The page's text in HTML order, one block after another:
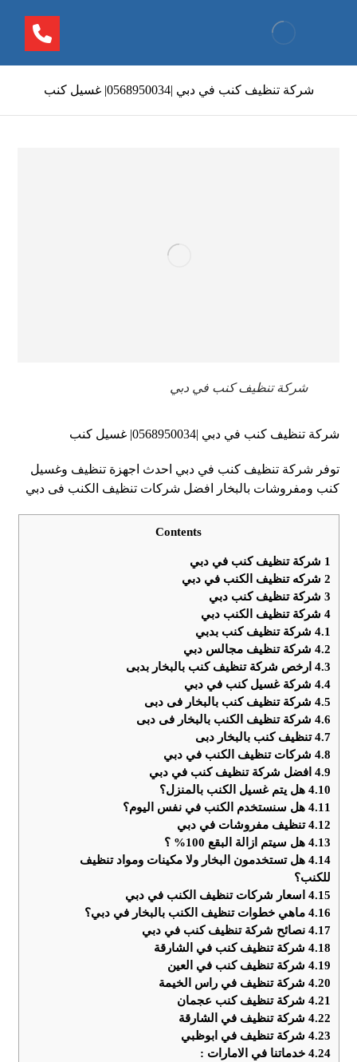
شركة تنظيف كنب في دبي |0568950034| غسيل كنب
شركة تنظيف كنب في دبي
شركة تنظيف كنب في دبي |0568950034| غسيل كنب
توفر شركة تنظيف كنب في دبي احدث اجهزة تنظيف وغسيل
كنب ومفروشات بالبخار افضل شركات تنظيف الكنب فى دبي
Contents
1 شركة تنظيف كنب في دبي
2 شركه تنظيف الكنب في دبي
3 شركة تنظيف كنب دبي
4 شركة تنظيف الكنب دبي
4.1 شركة تنظيف كنب بدبي
4.2 شركة تنظيف مجالس دبي
4.3 ارخص شركة تنظيف كنب بالبخار بدبى
4.4 شركة غسيل كنب في دبي
4.5 شركة تنظيف كنب بالبخار فى دبى
4.6 شركة تنظيف الكنب بالبخار فى دبى
4.7تنظيف كنب بالبخار دبى
4.8 شركات تنظيف الكنب في دبي
4.9 افضل شركة تنظيف كنب في دبي
4.10 هل يتم غسيل الكنب بالمنزل؟
4.11 هل سنستخدم الكنب في نفس اليوم؟
4.12تنظيف مفروشات في دبي
4.13 هل سيتم ازالة البقع 100% ؟
4.14 هل تستخدمون البخار ولا مكينات ومواد تنظيف
للكنب؟
4.15 اسعار شركات تنظيف الكنب في دبي
4.16 ماهي خطوات تنظيف الكنب بالبخار في دبي؟
4.17 نصائح شركة تنظيف كنب في دبي
4.18 شركة تنظيف كنب في الشارقة
4.19 شركة تنظيف كنب في العين
4.20 شركة تنظيف في راس الخيمة
4.21 شركة تنظيف كنب عجمان
4.22 شركة تنظيف في الشارقة
4.23 شركة تنظيف في ابوظبي
4.24 خدماتنا في الامارات :